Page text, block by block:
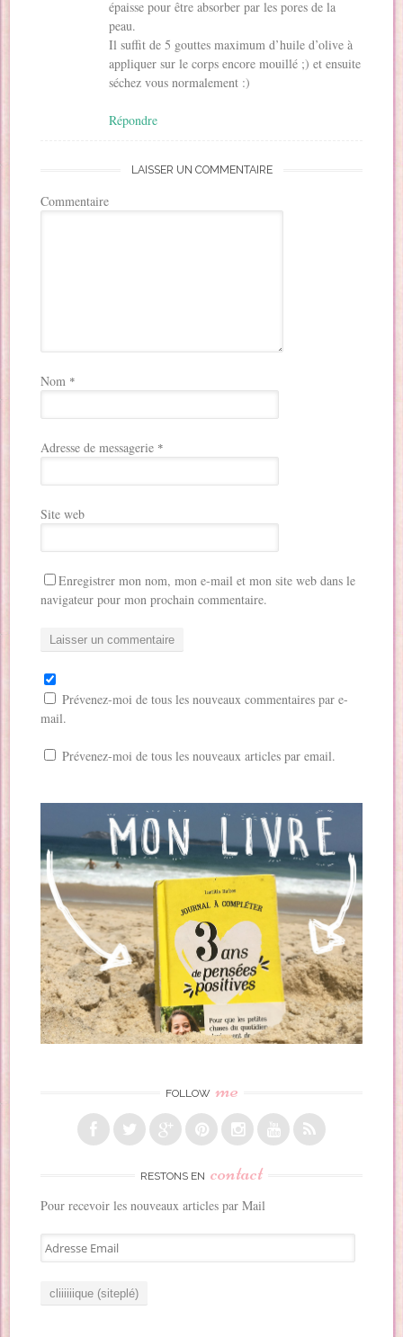
épaisse pour être absorber par les pores de la
peau.
Il suffit de 5 gouttes maximum d’huile d’olive à
appliquer sur le corps encore mouillé ;) et ensuite
séchez vous normalement :)
Répondre
LAISSER UN COMMENTAIRE
Commentaire
Nom *
Adresse de messagerie *
Site web
Enregistrer mon nom, mon e-mail et mon site web dans le
navigateur pour mon prochain commentaire.
Prévenez-moi de tous les nouveaux commentaires par e-
mail.
Prévenez-moi de tous les nouveaux articles par email.
FOLLOW me
RESTONS EN contact
Pour recevoir les nouveaux articles par Mail
A
d